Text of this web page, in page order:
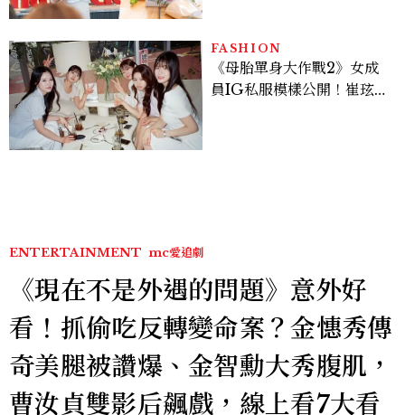
FASHION
《母胎單身大作戰2》女成
員IG私服模樣公開！崔玹諝
ENTERTAINMENT mc愛追劇
《現在不是外遇的問題》意外好
看！抓偷吃反轉變命案？金憓秀傳
奇美腿被讚爆、金智勳大秀腹肌，
曹汝貞雙影后飆戲，線上看7大看